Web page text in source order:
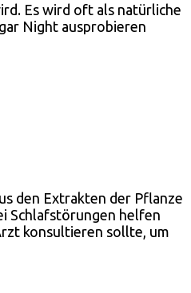
Es wird oft als natürliche
Night ausprobieren
den Extrakten der Pflanze
Schlafstörungen helfen
konsultieren sollte, um